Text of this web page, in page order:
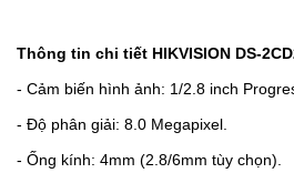
Thông tin chi tiết HIKVISION DS-
- Cảm biến hình ảnh: 1/2.8 inch
- Độ phân giải: 8.0 Megapixel.
- Ống kính: 4mm (2.8/6mm tùy chọn).